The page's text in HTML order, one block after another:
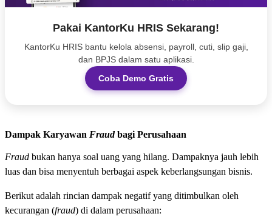
Pakai KantorKu HRIS Sekarang!
KantorKu HRIS bantu kelola absensi, payroll, cuti, slip gaji,
dan BPJS dalam satu aplikasi.
Coba Demo Gratis
Dampak Karyawan Fraudbagi Perusahaan
Fraud bukan hanya soal uang yang hilang. Dampaknya jauh lebih
luas dan bisa menyentuh berbagai aspek keberlangsungan bisnis.
Berikut adalah rincian dampak negatif yang ditimbulkan oleh
kecurangan (fraud) di dalam perusahaan: